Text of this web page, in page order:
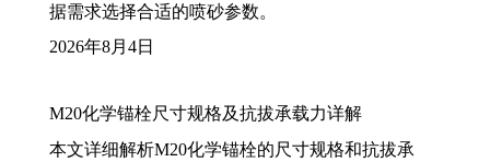
据需求选择合适的喷砂参数。
2026年8月4日
M20化学锚栓尺寸规格及抗拔承载力详解
本文详细解析M20化学锚栓的尺寸规格和抗拔承